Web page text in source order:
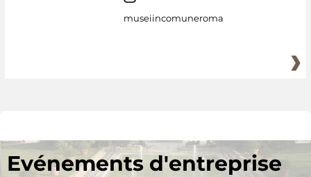
museiincomuneroma
Evénements d'entreprise